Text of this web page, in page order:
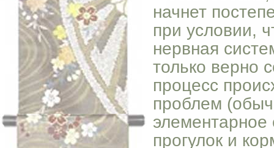
начнет
при условии,
нервная
только верно
процесс
проблем
элементарное
прогулок и